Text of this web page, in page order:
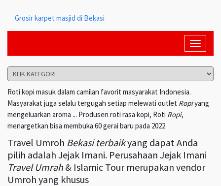
Grosir karpet masjid di Bekasi
Toggle
Roti kopi masuk dalam camilan favorit masyarakat Indonesia.
Masyarakat juga selalu tergugah setiap melewati outlet Ropiyang
mengeluarkan aroma ... Produsen roti rasa kopi, Roti Ropi,
menargetkan bisa membuka 60 gerai baru pada 2022.
Travel Umroh Bekasi terbaikyang dapat Anda
pilih adalah Jejak Imani. Perusahaan Jejak Imani
Travel Umrah& Islamic Tour merupakan vendor
Umroh yang khusus